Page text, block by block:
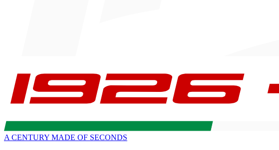
A CENTURY MADE OF SECONDS